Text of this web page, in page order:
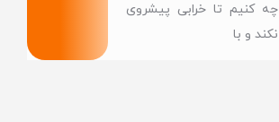
چه کنیم تا خرابی پیشروی
نکند و با